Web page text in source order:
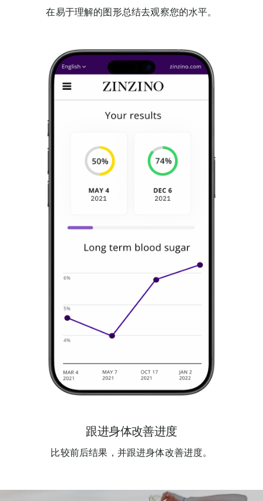
在易于理解的图形总结去观察您的水平。
跟进身体改善进度
比较前后结果，并跟进身体改善进度。